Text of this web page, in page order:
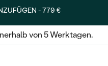
-779 €
von 5 Werktagen.